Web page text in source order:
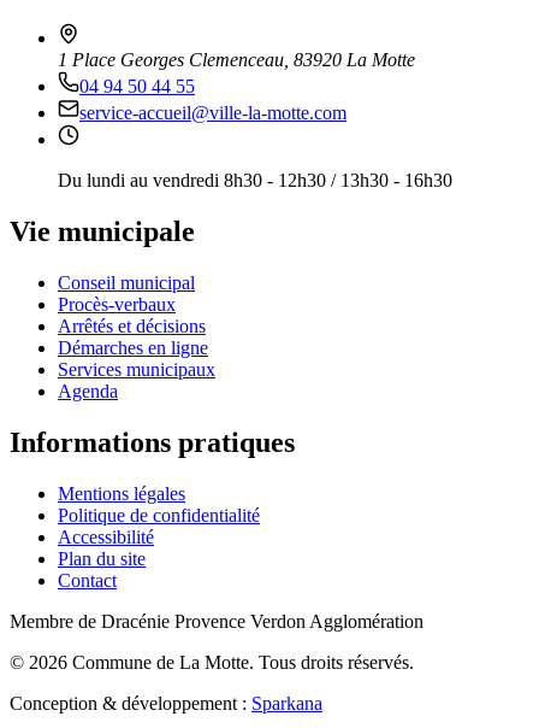
1 Place Georges Clemenceau, 83920 La Motte
04 94 50 44 55
service-accueil@ville-la-motte.com
Du lundi au vendredi 8h30 - 12h30 / 13h30 - 16h30
Vie municipale
Conseil municipal
Procès-verbaux
Arrêtés et décisions
Démarches en ligne
Services municipaux
Agenda
Informations pratiques
Mentions légales
Politique de confidentialité
Accessibilité
Plan du site
Contact
Membre de Dracénie Provence Verdon Agglomération
© 2026 Commune de La Motte. Tous droits réservés.
Conception & développement : Sparkana